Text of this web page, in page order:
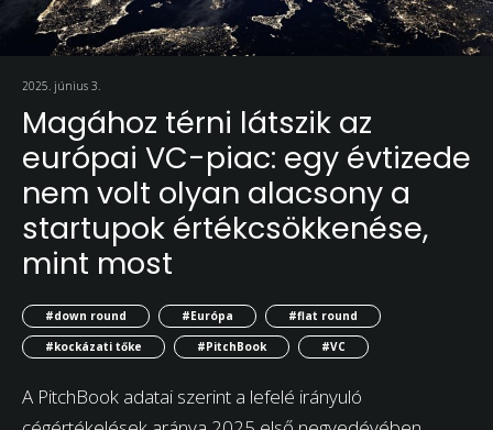
2025. június 3.
Magához térni látszik az
európai VC-piac: egy évtizede
nem volt olyan alacsony a
startupok értékcsökkenése,
mint most
#down round #Európa
#flat round
#kockázati tőke
#PitchBook #VC
A PitchBook adatai szerint a lefelé irányuló